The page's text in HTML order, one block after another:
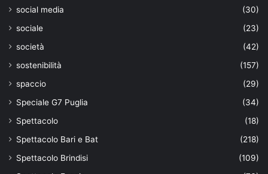
social media
(30)
sociale
(23)
società
(42)
sostenibilità
(157)
spaccio
(29)
Speciale G7 Puglia
(34)
Spettacolo
(18)
Spettacolo Bari e Bat
(218)
Spettacolo Brindisi
(109)